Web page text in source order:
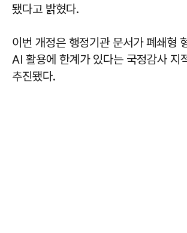
됐다고 밝혔다.
이번 개정은 행정기관 문서가 폐쇄형
AI 활용에 한계가 있다는 국정감사 지
추진됐다.